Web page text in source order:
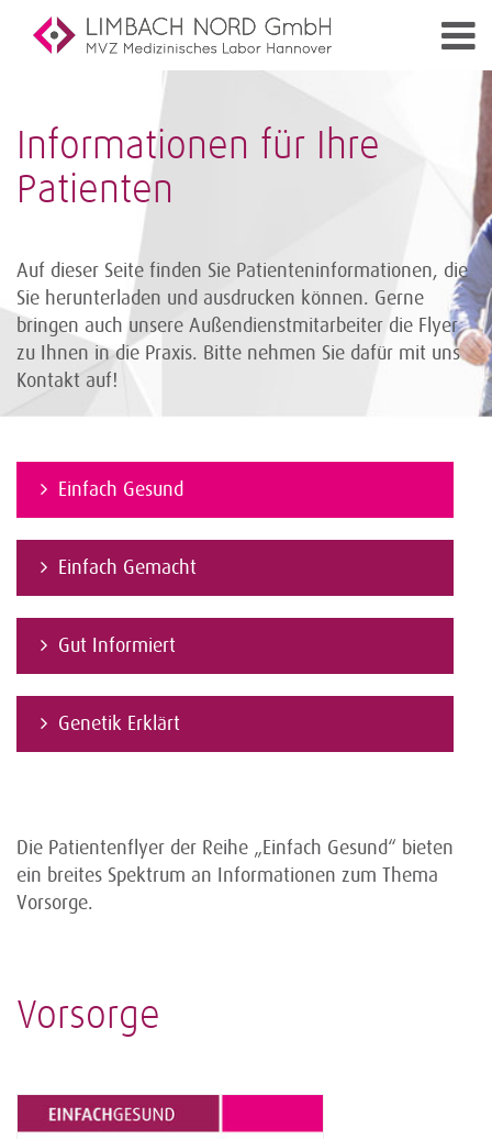
Informationen für Ihre
Patienten
Auf dieser Seite finden Sie Patienteninformationen, die
Sie herunterladen und ausdrucken können. Gerne
bringen auch unsere Außendienst­mitarbeiter die Flyer
zu Ihnen in die Praxis. Bitte nehmen Sie dafür mit uns
Kontakt auf!
Einfach Gesund
Einfach Gemacht
Gut Informiert
Genetik Erklärt
Die Patientenflyer der Reihe „Einfach Gesund“ bieten
ein breites Spektrum an Informationen zum Thema
Vorsorge.
Vorsorge